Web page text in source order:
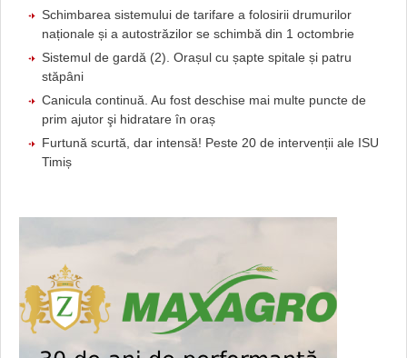
Schimbarea sistemului de tarifare a folosirii drumurilor
naționale și a autostrăzilor se schimbă din 1 octombrie
Sistemul de gardă (2). Orașul cu șapte spitale și patru
stăpâni
Canicula continuă. Au fost deschise mai multe puncte de
prim ajutor şi hidratare în oraș
Furtună scurtă, dar intensă! Peste 20 de intervenții ale ISU
Timiș